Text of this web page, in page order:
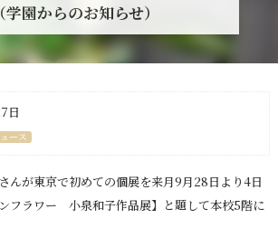
（学園からのお知らせ）
日
ース
んが東京で初めての個展を来月9月28日より4日
フラワー 小泉和子作品展】と題して本校5階に